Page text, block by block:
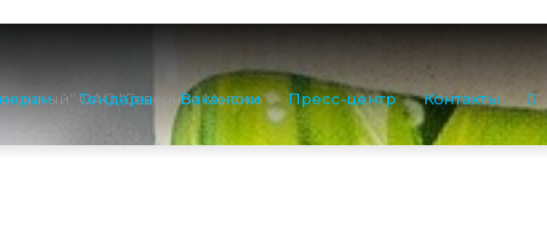
Тендеры Вакансии Пресс-центр Контакты
(81755) 2-16-38
Отдел продаж: (81755) 2-18-62 (81755) 2-07-13
Производство, лаборатория:(81755) 2-10-14
ОАО "Северное Молоко"